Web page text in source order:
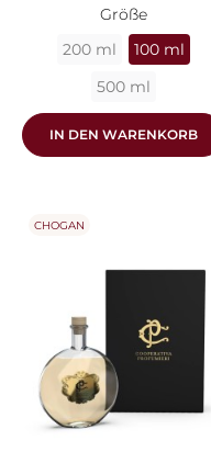
Größe
200 ml
100 ml
500 ml
IN DEN WARENKORB
CHOGAN